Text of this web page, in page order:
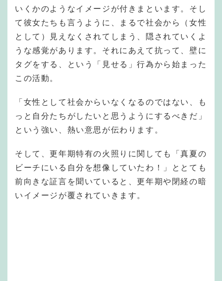
いくかのようなイメージが付きまといます。そし
て彼女たちも言うように、まるで社会から（女性
として）見えなくされてしまう、隠されていくよ
うな感覚があります。それにあえて抗って、壁に
タグをする、という「見せる」行為から始まった
この活動。
「女性として社会からいなくなるのではない、も
っと自分たちがしたいと思うようにするべきだ」
という強い、熱い意思が伝わります。
そして、更年期特有の火照りに関しても「真夏の
ビーチにいる自分を想像していたわ！」ととても
前向きな証言を聞いていると、更年期や閉経の暗
いイメージが覆されていきます。